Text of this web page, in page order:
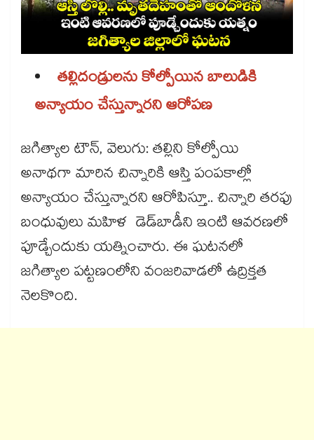
తల్లిదండ్రులను కోల్పోయిన బాలుడికి
అన్యాయం చేస్తున్నారని ఆరోపణ
జగిత్యాల టౌన్, వెలుగు: తల్లిని కోల్పోయి
అనాథగా మారిన చిన్నారికి ఆస్తి పంపకాల్లో
అన్యాయం చేస్తున్నారని ఆరోపిస్తూ.. చిన్నారి తరఫు
బంధువులు మహిళ డెడ్​బాడీని ఇంటి ఆవరణలో
పూడ్చేందుకు యత్నించారు. ఈ ఘటనలో
జగిత్యాల పట్టణంలోని వంజరివాడలో ఉద్రిక్తత
నెలకొంది.